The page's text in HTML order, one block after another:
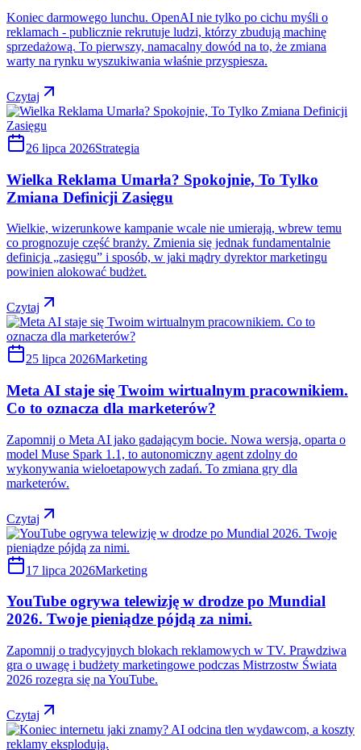
Koniec darmowego lunchu. OpenAI nie tylko po cichu myśli o
reklamach - publicznie rekrutuje ludzi, którzy zbudują machinę
sprzedażową. To pierwszy, namacalny dowód na to, że zmiana
warty na rynku wyszukiwania właśnie przyspiesza.
Czytaj
26 lipca 2026Strategia
Wielka Reklama Umarła? Spokojnie, To Tylko
Zmiana Definicji Zasięgu
Wielkie, wizerunkowe kampanie wcale nie umierają, wbrew temu
co prognozuje część branży. Zmienia się jednak fundamentalnie
definicja „zasięgu” i sposób, w jaki mądry dyrektor marketingu
powinien alokować budżet.
Czytaj
25 lipca 2026Marketing
Meta AI staje się Twoim wirtualnym pracownikiem.
Co to oznacza dla marketerów?
Zapomnij o Meta AI jako gadającym bocie. Nowa wersja, oparta o
model Muse Spark 1.1, to autonomiczny agent zdolny do
wykonywania wieloetapowych zadań. To zmiana gry dla
marketerów.
Czytaj
17 lipca 2026Marketing
YouTube ogrywa telewizję w drodze po Mundial
2026. Twoje pieniądze pójdą za nimi.
Zapomnij o tradycyjnych blokach reklamowych w TV. Prawdziwa
gra o uwagę i budżety marketingowe podczas Mistrzostw Świata
2026 rozegra się na YouTube.
Czytaj